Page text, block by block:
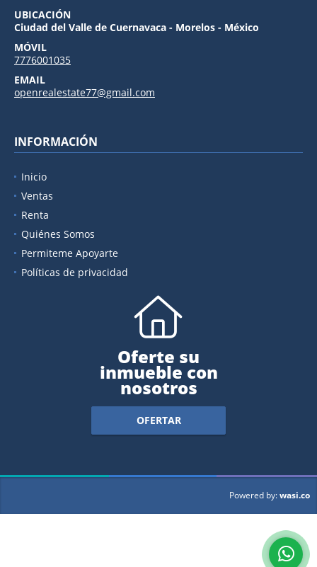
UBICACIÓN
Ciudad del Valle de Cuernavaca - Morelos - México
MÓVIL
7776001035
EMAIL
openrealestate77@gmail.com
INFORMACIÓN
Inicio
Ventas
Renta
Quiénes Somos
Permiteme Apoyarte
Políticas de privacidad
Oferte su
inmueble con
nosotros
OFERTAR
Powered by:wasi.co